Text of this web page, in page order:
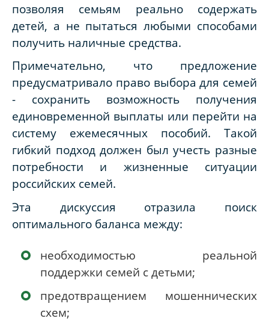
позволяя семьям реально содержать
детей, а не пытаться любыми способами
получить наличные средства.
Примечательно, что предложение
предусматривало право выбора для семей
- сохранить возможность получения
единовременной выплаты или перейти на
систему ежемесячных пособий. Такой
гибкий подход должен был учесть разные
потребности и жизненные ситуации
российских семей.
Эта дискуссия отразила поиск
оптимального баланса между:
необходимостью реальной
поддержки семей с детьми;
предотвращением мошеннических
схем;